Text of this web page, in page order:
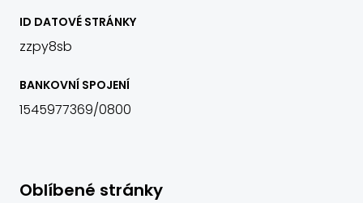
ID DATOVÉ STRÁNKY
zzpy8sb
BANKOVNÍ SPOJENÍ
1545977369/0800
Oblíbené stránky